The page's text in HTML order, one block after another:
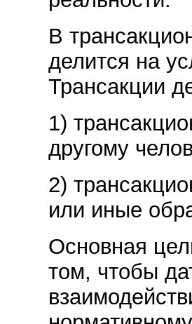
В
делится на
Трансакции
1)
другому
2)
или иные
Основная
том, чтобы